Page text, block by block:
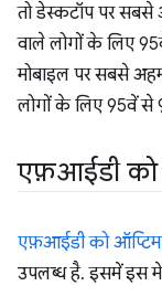
तो डेस्कटॉप पर
वाले लोगों के लिए
मोबाइल पर सबसे
लोगों के लिए 95वें से
एफ़आईडी को
एफ़आईडी को
उपलब्ध है. इसमें इस